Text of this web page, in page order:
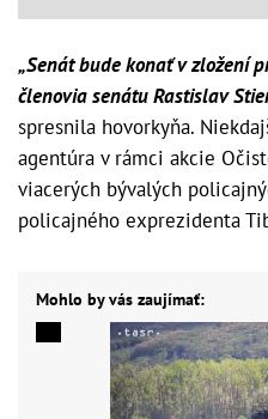
„Senát bude konať v zložení
členovia senátu Rastislav
spresnila hovorkyňa.
agentúra v rámci akcie
viacerých bývalých
policajného exprezidenta
Mohlo by vás zaujímať: